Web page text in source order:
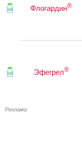
Флогардин®
Эфегрел®
Реклама